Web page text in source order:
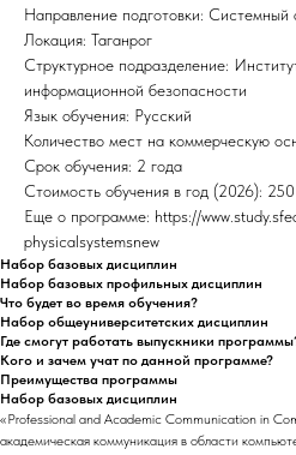
Направление подготовки: Системный
Локация: Таганрог
Структурное подразделение:
информационной безопасности
Язык обучения: Русский
Количество мест на коммерческую
Срок обучения: 2 года
Стоимость обучения в год (2026):
Еще о программе: https://
physicalsystemsnew
Набор базовых дисциплин
Набор базовых профильных дисциплин
Что будет во время обучения?
Набор общеуниверситетских дисциплин
Где смогут работать выпускники
Кого и зачем учат по данной программе?
Преимущества программы
Набор базовых дисциплин
«Professional and Academic Communication in
академическая коммуникация в области